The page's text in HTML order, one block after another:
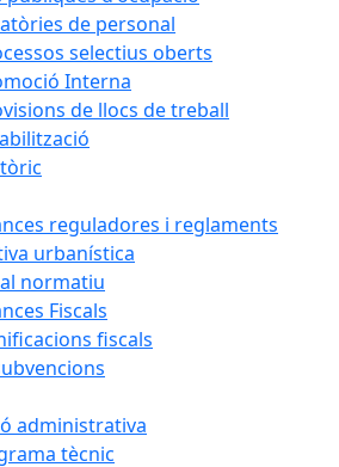
de personal
selectius oberts
Interna
de llocs de treball
reguladores i reglaments
urbanística
normatiu
Fiscals
fiscals
administrativa
tècnic